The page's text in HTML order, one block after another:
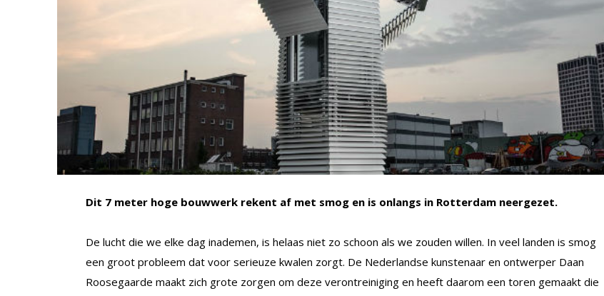
Dit 7 meter hoge bouwwerk rekent af met smog en is onlangs in Rotterdam neergezet.
De lucht die we elke dag inademen, is helaas niet zo schoon als we zouden willen. In veel landen is smog
een groot probleem dat voor serieuze kwalen zorgt. De Nederlandse kunstenaar en ontwerper Daan
Roosegaarde maakt zich grote zorgen om deze verontreiniging en heeft daarom een toren gemaakt die